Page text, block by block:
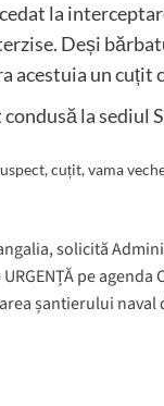
la
Deși
acestuia un cuțit
condusă la
,cuțit,vama
solicită
pe agenda
șantierului naval